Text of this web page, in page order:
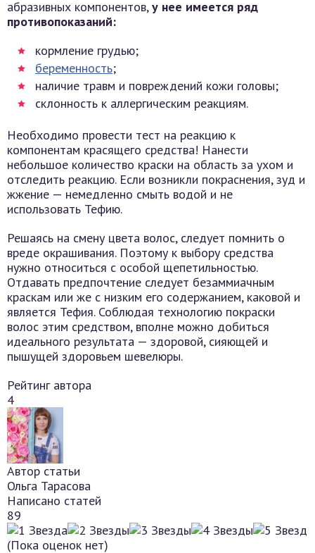
абразивных компонентов,у нее имеется ряд
противопоказаний:
кормление грудью;
беременность;
наличие травм и повреждений кожи головы;
склонность к аллергическим реакциям.
Необходимо провести тест на реакцию к
компонентам красящего средства! Нанести
небольшое количество краски на область за ухом и
отследить реакцию. Если возникли покраснения, зуд и
жжение — немедленно смыть водой и не
использовать Тефию.
Решаясь на смену цвета волос, следует помнить о
вреде окрашивания. Поэтому к выбору средства
нужно относиться с особой щепетильностью.
Отдавать предпочтение следует безаммиачным
краскам или же с низким его содержанием, каковой и
является Тефия. Соблюдая технологию покраски
волос этим средством, вполне можно добиться
идеального результата — здоровой, сияющей и
пышущей здоровьем шевелюры.
Рейтинг автора
4
Автор статьи
Ольга Тарасова
Написано статей
89
(Пока оценок нет)